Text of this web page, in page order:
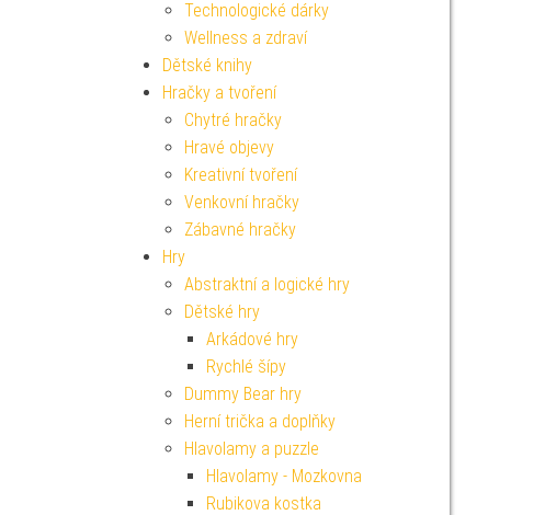
Technologické dárky
Wellness a zdraví
Dětské knihy
Hračky a tvoření
Chytré hračky
Hravé objevy
Kreativní tvoření
Venkovní hračky
Zábavné hračky
Hry
Abstraktní a logické hry
Dětské hry
Arkádové hry
Rychlé šípy
Dummy Bear hry
Herní trička a doplňky
Hlavolamy a puzzle
Hlavolamy - Mozkovna
Rubikova kostka